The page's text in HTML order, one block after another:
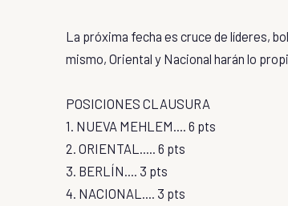
La próxima fecha es cruce de líderes,
mismo, Oriental y Nacional harán lo
POSICIONES CLAUSURA
1. NUEVA MEHLEM.... 6 pts
2. ORIENTAL..... 6 pts
3. BERLÍN.... 3 pts
4. NACIONAL.... 3 pts